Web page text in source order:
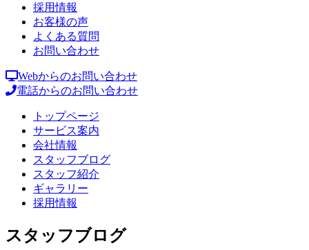
採用情報
お客様の声
よくある質問
お問い合わせ
Webからのお問い合わせ
電話からのお問い合わせ
トップページ
サービス案内
会社情報
スタッフブログ
スタッフ紹介
ギャラリー
採用情報
スタッフブログ